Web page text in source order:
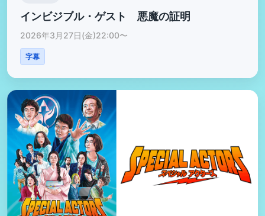
インビジブル・ゲスト 悪魔の証明
2026年3月27日(金)22:00〜
字幕